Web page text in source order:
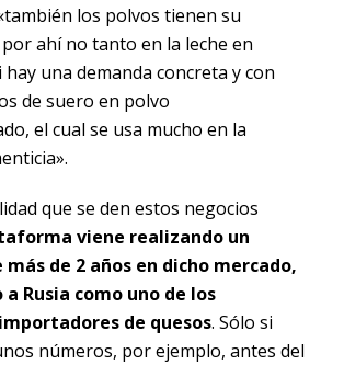
los polvos tienen su
ahí no tanto en la leche en
una demanda concreta y con
de suero en polvo
el cual se usa mucho en la
que se den estos negocios
viene realizando un
de 2 años en dicho mercado,
Rusia como uno de los
de quesos. Sólo si
números, por ejemplo, antes del